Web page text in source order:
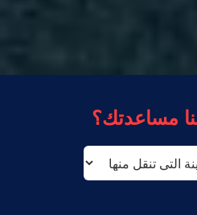
مساعدتك؟